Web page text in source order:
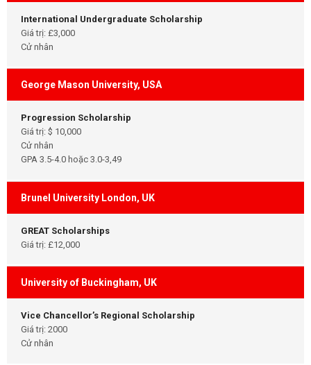
International Undergraduate Scholarship
Giá trị: £3,000
Cử nhân
George Mason University, USA
Progression Scholarship
Giá trị: $ 10,000
Cử nhân
GPA 3.5-4.0 hoặc 3.0-3,49
Brunel University London, UK
GREAT Scholarships
Giá trị: £12,000
University of Buckingham, UK
Vice Chancellor’s Regional Scholarship
Giá trị: 2000
Cử nhân